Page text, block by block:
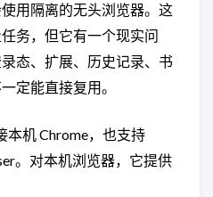
用隔离的无头浏览器。这
务，但它有一个现实问
态、扩展、历史记录、书
定能直接复用。
本机 Chrome，也支持
。对本机浏览器，它提供